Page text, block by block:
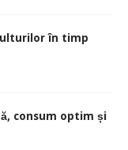
în timp
consum optim și